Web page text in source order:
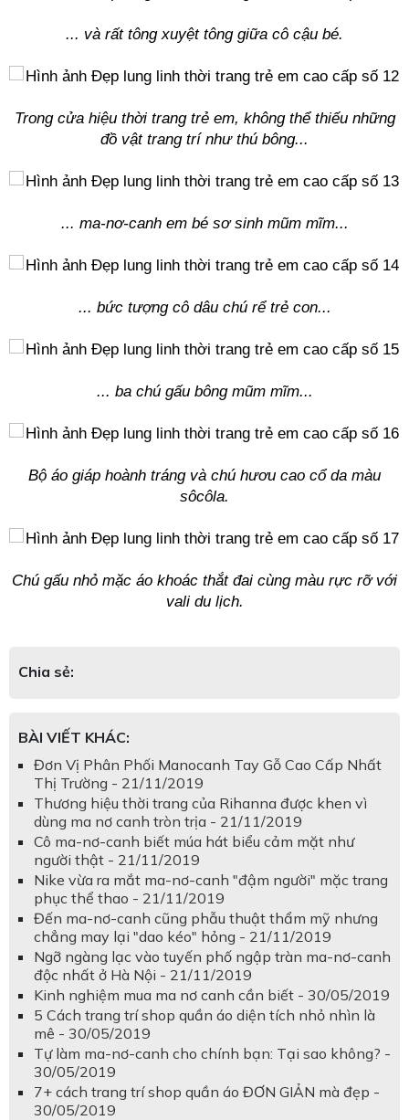
... và rất tông xuyệt tông giữa cô cậu bé.
Trong cửa hiệu thời trang trẻ em, không thể thiếu những
đồ vật trang trí như thú bông...
... ma-nơ-canh em bé sơ sinh mũm mĩm...
... bức tượng cô dâu chú rể trẻ con...
... ba chú gấu bông mũm mĩm...
Bộ áo giáp hoành tráng và chú hươu cao cổ da màu
sôcôla.
Chú gấu nhỏ mặc áo khoác thắt đai cùng màu rực rỡ với
vali du lịch.
Chia sẻ:
BÀI VIẾT KHÁC:
Đơn Vị Phân Phối Manocanh Tay Gỗ Cao Cấp Nhất
Thị Trường - 21/11/2019
Thương hiệu thời trang của Rihanna được khen vì
dùng ma nơ canh tròn trịa - 21/11/2019
Cô ma-nơ-canh biết múa hát biểu cảm mặt như
người thật - 21/11/2019
Nike vừa ra mắt ma-nơ-canh "đậm người" mặc trang
phục thể thao - 21/11/2019
Đến ma-nơ-canh cũng phẫu thuật thẩm mỹ nhưng
chẳng may lại "dao kéo" hỏng - 21/11/2019
Ngỡ ngàng lạc vào tuyến phố ngập tràn ma-nơ-canh
độc nhất ở Hà Nội - 21/11/2019
Kinh nghiệm mua ma nơ canh cần biết - 30/05/2019
5 Cách trang trí shop quần áo diện tích nhỏ nhìn là
mê - 30/05/2019
Tự làm ma-nơ-canh cho chính bạn: Tại sao không? -
30/05/2019
7+ cách trang trí shop quần áo ĐƠN GIẢN mà đẹp -
30/05/2019